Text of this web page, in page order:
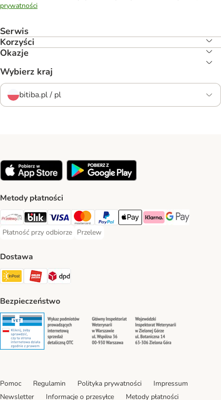
prywatności
Serwis
Korzyści
Okazje
Wybierz kraj
bitiba.pl / pl
Metody płatności
Przelewy24 Payment Method
Blik Payment Method
VISA Payment Method
MasterCard Payment Method
PayPal Payment Method
Apple Pay Payment Method
Klarna Payment Method
Google Pay
Płatność przy odbiorze
Płatność przy odbiorze Payment Method
Przelew
Przelew Payment Method
Dostawa
InPost Shipping Method
ORLEN Paczka. Shipping Method
DPD Shipping Method
Bezpieczeństwo
Security Security Security
Pomoc Regulamin Polityka prywatności
Impressum
Newsletter
Informacje o przesyłce Metody płatności